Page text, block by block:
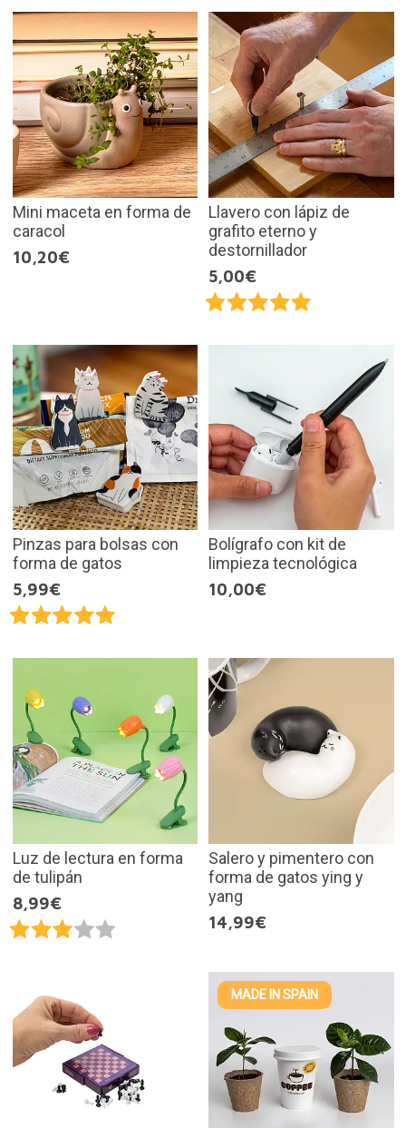
Mini maceta en forma de
caracol
10,20€
Llavero con lápiz de
grafito eterno y
destornillador
5,00€
Pinzas para bolsas con
forma de gatos
5,99€
Bolígrafo con kit de
limpieza tecnológica
10,00€
Luz de lectura en forma
de tulipán
8,99€
Salero y pimentero con
forma de gatos ying y
yang
14,99€
MADE IN SPAIN